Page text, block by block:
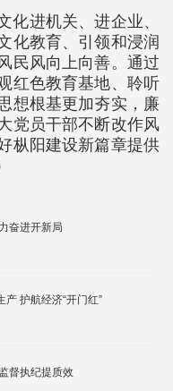
化进机关、进企业、
化教育、引领和浸润
民风向上向善。通过
红色教育基地、聆听
想根基更加夯实，廉
党员干部不断改作风
枞阳建设新篇章提供
奋进开新局
护航经济“开门红”
督执纪提质效